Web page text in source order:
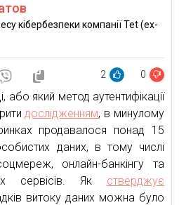
кібербезпеки компанії Tet (ex-
2 0
або який метод аутентифікації
дослідженням, в минулому
продавалося понад 15
даних, в тому числі
онлайн-банкінгу та
сервісів. Як стверджує
витоку даних можна було